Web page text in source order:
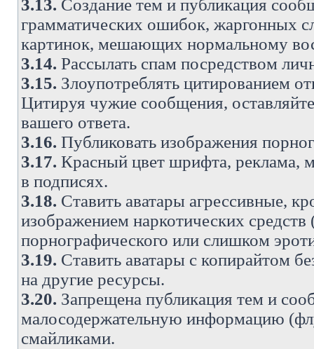
3.13. Создание тем и публикация
грамматических ошибок, жаргонных
картинок, мешающих нормальному
3.14. Рассылать спам посредством
3.15. Злоупотреблять цитированием
Цитируя чужие сообщения,
вашего ответа.
3.16. Публиковать изображения
3.17. Красный цвет шрифта, реклама,
в подписях.
3.18. Ставить аватары агрессивные,
изображением наркотических
порнографического или слишком
3.19. Ставить аватары с копирайтом
на другие ресурсы.
3.20. Запрещена публикация тем и
малосодержательную информацию
смайликами.